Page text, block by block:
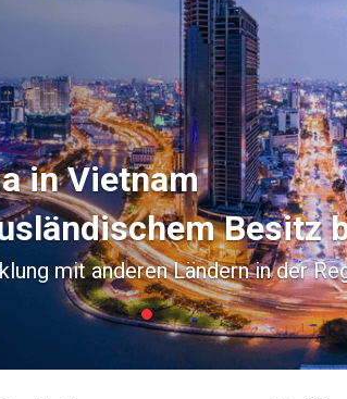
in Vietnam
Besitz
mit anderen Ländern in der